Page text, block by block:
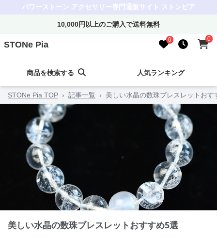
パワーストーン アクセサリー専門通販サイト ストンピア
10,000円以上のご購入で送料無料
STONe Pia 0 0
商品を検索する 人気ランキング
STONe Pia TOP › 記事一覧 › 美しい水晶の数珠ブレスレットおす
美しい水晶の数珠ブレスレットおすすめ5選